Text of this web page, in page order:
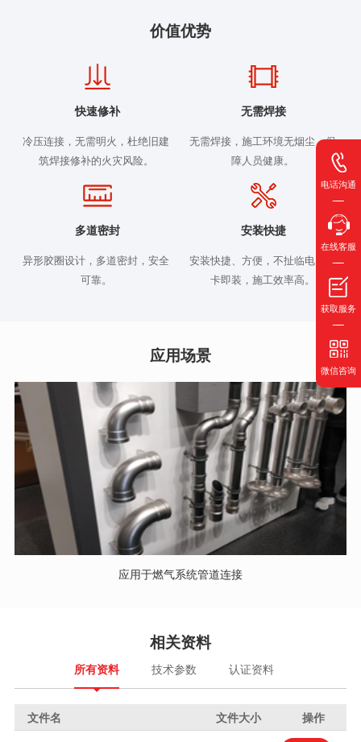
价值优势
快速修补
冷压连接，无需明火，杜绝旧建
筑焊接修补的火灾风险。
无需焊接
无需焊接，施工环境无烟尘，保
障人员健康。
多道密封
异形胶圈设计，多道密封，安全
可靠。
安装快捷
安装快捷、方便，不扯临电，即
卡即装，施工效率高。
应用场景
应用于燃气系统管道连接
相关资料
所有资料 技术参数 认证资料
文件名 文件大小 操作
电话沟通
在线客服
获取服务
微信咨询